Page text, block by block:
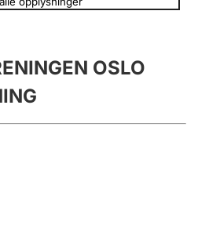
OSLO